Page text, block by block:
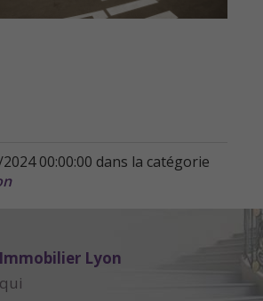
00:00:00 dans la catégorie
Lyon